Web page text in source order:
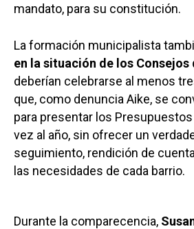
mandato, para su constitución.
La formación municipalista
en la situación de los Consejos
deberían celebrarse al menos
que, como denuncia Aike, se
para presentar los
vez al año, sin ofrecer un
seguimiento, rendición de
las necesidades de cada barrio.
Durante la comparecencia,